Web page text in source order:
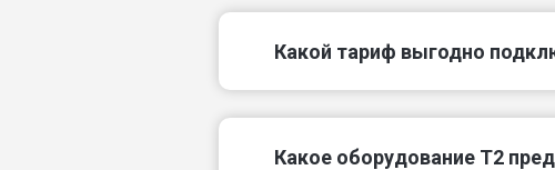
Какой тариф выгодно
Какое оборудование T2